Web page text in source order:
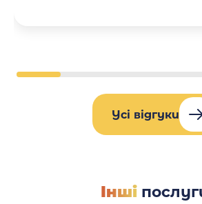
Усі відгуки
Інші